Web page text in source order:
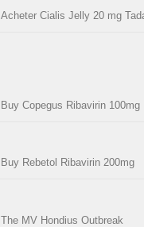
Acheter Cialis Jelly 20 mg
Buy Copegus Ribavirin 100mg
Buy Rebetol Ribavirin 200mg
The MV Hondius Outbreak